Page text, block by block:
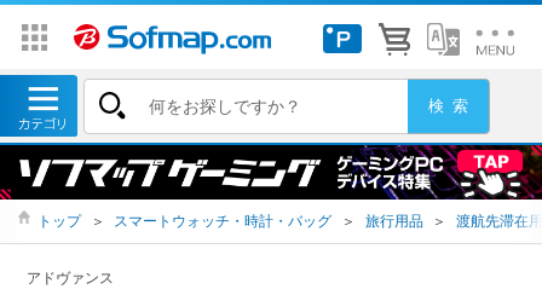
トップ ＞ スマートウォッチ・時計・バッグ ＞ 旅行用品 ＞ 渡航先滞在
アドヴァンス